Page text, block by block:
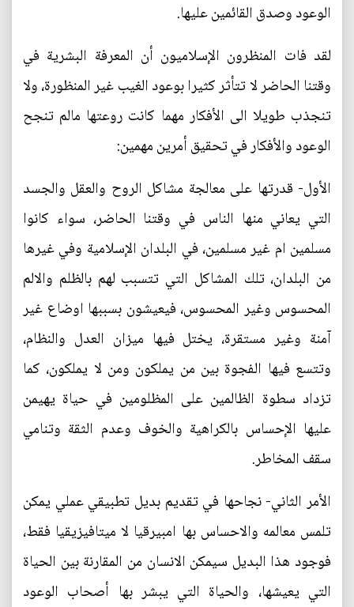
الوعود وصدق القائمين عليها.
لقد فات المنظرون الإسلاميون أن المعرفة البشرية في
وقتنا الحاضر لا تتأثر كثيرا بوعود الغيب غير المنظورة، ولا
تنجذب طويلا الى الأفكار مهما كانت روعتها مالم تنجح
الوعود والأفكار في تحقيق أمرين مهمين:
الأول- قدرتها على معالجة مشاكل الروح والعقل والجسد
التي يعاني منها الناس في وقتنا الحاضر، سواء كانوا
مسلمين ام غير مسلمين، في البلدان الإسلامية وفي غيرها
من البلدان، تلك المشاكل التي تتسبب لهم بالظلم والالم
المحسوس وغير المحسوس، فيعيشون بسببها اوضاع غير
آمنة وغير مستقرة، يختل فيها ميزان العدل والنظام،
وتتسع فيها الفجوة بين من يملكون ومن لا يملكون، كما
تزداد سطوة الظالمين على المظلومين في حياة يهيمن
عليها الإحساس بالكراهية والخوف وعدم الثقة وتنامي
سقف المخاطر.
الأمر الثاني- نجاحها في تقديم بديل تطبيقي عملي يمكن
تلمس معالمه والاحساس بها امبيرقيا لا ميتافيزيقيا فقط،
فوجود هذا البديل سيمكن الانسان من المقارنة بين الحياة
التي يعيشها، والحياة التي يبشر بها أصحاب الوعود